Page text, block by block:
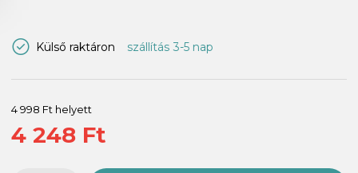
Külső raktáron szállítás 3-5 nap
4 998 Ft helyett
4 248 Ft